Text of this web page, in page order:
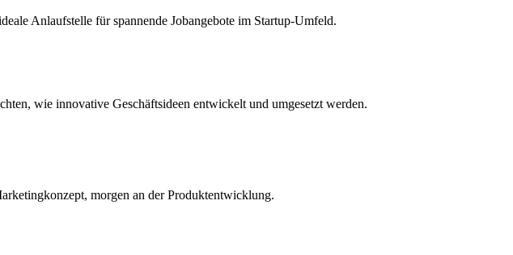
Anlaufstelle für spannende Jobangebote im Startup-Umfeld.
wie innovative Geschäftsideen entwickelt und umgesetzt werden.
morgen an der Produktentwicklung.